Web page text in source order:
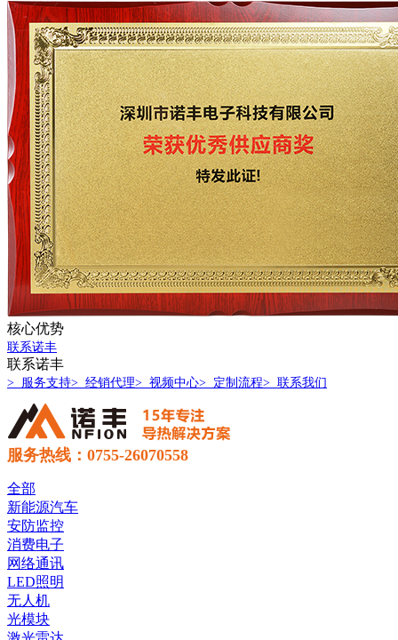
核心优势
联系诺丰
联系诺丰
> 服务支持> 经销代理> 视频中心> 定制流程> 联系我们
服务热线：0755-26070558
全部
新能源汽车
安防监控
消费电子
网络通讯
LED照明
无人机
光模块